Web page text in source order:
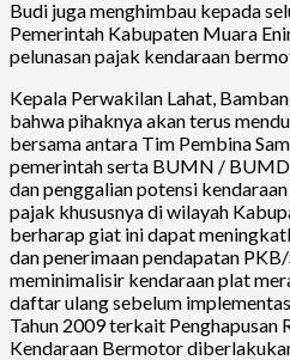
Budi juga menghimbau kepada
Pemerintah Kabupaten Muara
pelunasan pajak kendaraan
Kepala Perwakilan Lahat,
bahwa pihaknya akan terus
bersama antara Tim Pembina
pemerintah serta BUMN /
dan penggalian potensi
pajak khususnya di wilayah
berharap giat ini dapat
dan penerimaan pendapatan
meminimalisir kendaraan plat
daftar ulang sebelum
Tahun 2009 terkait
Kendaraan Bermotor